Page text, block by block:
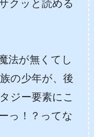
クッと読める
法が無くてし
の少年が、後
ジー要素にこ
っ！？ってな